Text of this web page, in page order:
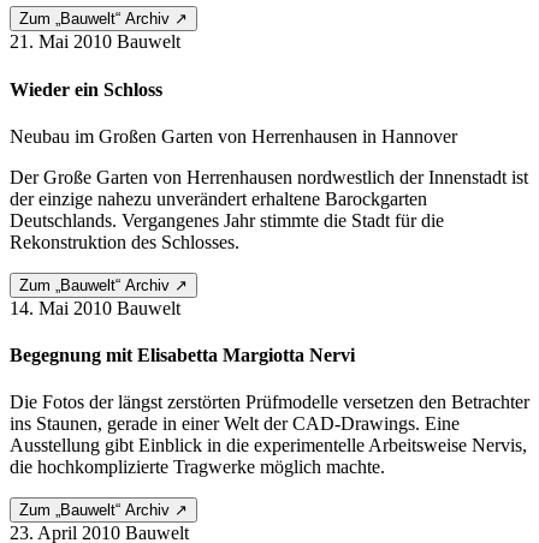
Zum „Bauwelt“ Archiv ↗
21. Mai 2010 Bauwelt
Wieder ein Schloss
Neubau im Großen Garten von Herrenhausen in Hannover
Der Große Garten von Herrenhausen nordwestlich der Innenstadt ist
der einzige nahezu unver­ändert erhaltene Barockgarten
Deutschlands. Vergangenes Jahr stimmte die Stadt für die
Rekonstruktion des Schlosses.
Zum „Bauwelt“ Archiv ↗
14. Mai 2010 Bauwelt
Begegnung mit Elisabetta Margiotta Nervi
Die Fotos der längst zerstörten Prüfmodelle versetzen den Betrachter
ins Staunen, gerade in einer Welt der CAD-Drawings. Eine
Ausstellung gibt Einblick in die experimentelle Arbeitsweise Nervis,
die hochkomplizierte Tragwerke möglich machte.
Zum „Bauwelt“ Archiv ↗
23. April 2010 Bauwelt